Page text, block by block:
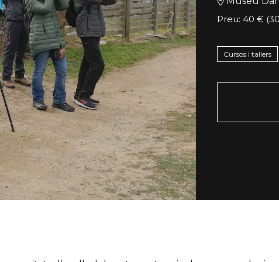
Preu: 40 €
Cursos i tallers